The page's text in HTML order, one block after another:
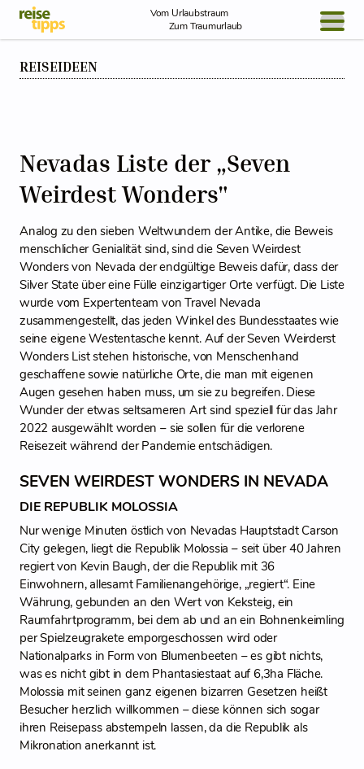
Skip to Content
Vom Urlaubstraum
Zum Traumurlaub
REISEIDEEN
Nevadas Liste der „Seven
Weirdest Wonders"
Analog zu den sieben Weltwundern der Antike, die Beweis
menschlicher Genialität sind, sind die Seven Weirdest
Wonders von Nevada der endgültige Beweis dafür, dass der
Silver State über eine Fülle einzigartiger Orte verfügt. Die Liste
wurde vom Expertenteam von Travel Nevada
zusammengestellt, das jeden Winkel des Bundesstaates wie
seine eigene Westentasche kennt. Auf der Seven Weirderst
Wonders List stehen historische, von Menschenhand
geschaffene sowie natürliche Orte, die man mit eigenen
Augen gesehen haben muss, um sie zu begreifen. Diese
Wunder der etwas seltsameren Art sind speziell für das Jahr
2022 ausgewählt worden – sie sollen für die verlorene
Reisezeit während der Pandemie entschädigen.
SEVEN WEIRDEST WONDERS IN NEVADA
DIE REPUBLIK MOLOSSIA
Nur wenige Minuten östlich von Nevadas Hauptstadt Carson
City gelegen, liegt die Republik Molossia – seit über 40 Jahren
regiert von Kevin Baugh, der die Republik mit 36
Einwohnern, allesamt Familienangehörige, „regiert“. Eine
Währung, gebunden an den Wert von Keksteig, ein
Raumfahrtprogramm, bei dem ab und an ein Bohnenkeimling
per Spielzeugrakete emporgeschossen wird oder
Nationalparks in Form von Blumenbeeten – es gibt nichts,
was es nicht gibt in dem Phantasiestaat auf 6,3ha Fläche.
Molossia mit seinen ganz eigenen bizarren Gesetzen heißt
Besucher herzlich willkommen – diese können sich sogar
ihren Reisepass abstempeln lassen, da die Republik als
Mikronation anerkannt ist.